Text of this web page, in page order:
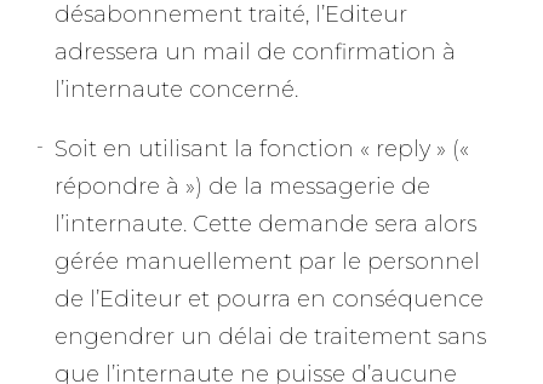
désabonnement traité, l’Editeur
adressera un mail de confirmation à
l’internaute concerné.
Soit en utilisant la fonction « reply » («
répondre à ») de la messagerie de
l’internaute. Cette demande sera alors
gérée manuellement par le personnel
de l’Editeur et pourra en conséquence
engendrer un délai de traitement sans
que l’internaute ne puisse d’aucune